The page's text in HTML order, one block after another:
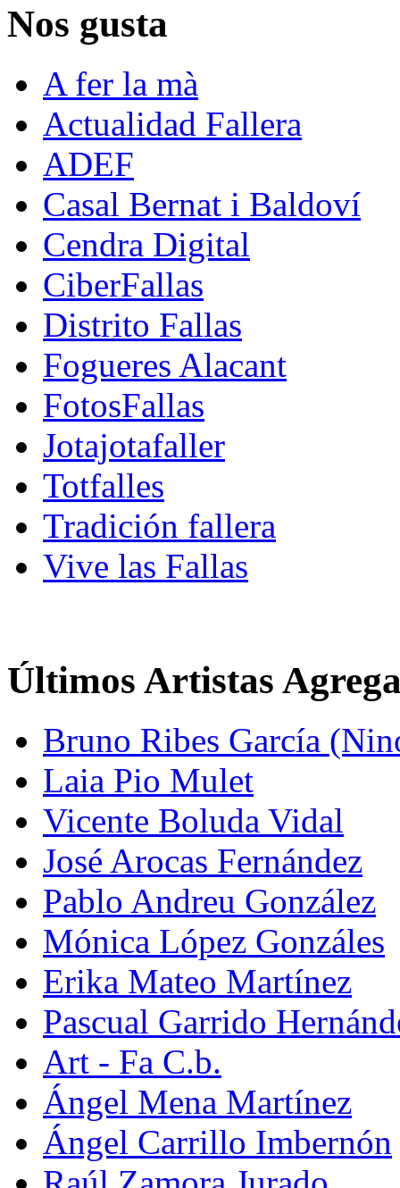
Nos gusta
A fer la mà
Actualidad Fallera
ADEF
Casal Bernat i Baldoví
Cendra Digital
CiberFallas
Distrito Fallas
Fogueres Alacant
FotosFallas
Jotajotafaller
Totfalles
Tradición fallera
Vive las Fallas
Últimos Artistas
Bruno Ribes García
Laia Pio Mulet
Vicente Boluda Vidal
José Arocas Fernández
Pablo Andreu González
Mónica López Gonzáles
Erika Mateo Martínez
Pascual Garrido
Art - Fa C.b.
Ángel Mena Martínez
Ángel Carrillo Imbernón